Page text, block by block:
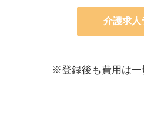
介護求人
※登録後も費用は一